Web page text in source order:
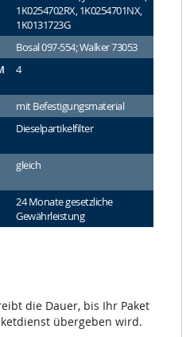
1K0254702RX, 1K0254701NX,
1K0131723G
Bosal 097-554; Walker 73053
4
mit Befestigungsmaterial
Dieselpartikelfilter
gleich
24 Monate gesetzliche
Gewährleistung
die Dauer, bis Ihr Paket
übergeben wird.